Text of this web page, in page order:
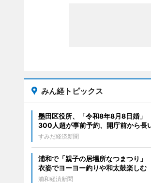
みん経トピックス
墨田区役所、「令和8年8月8日婚」
300人超が事前予約、開庁前から長
すみだ経済新聞
浦和で「親子の居場所なつまつり
衣姿でヨーヨー釣りや和太鼓楽しむ
浦和経済新聞